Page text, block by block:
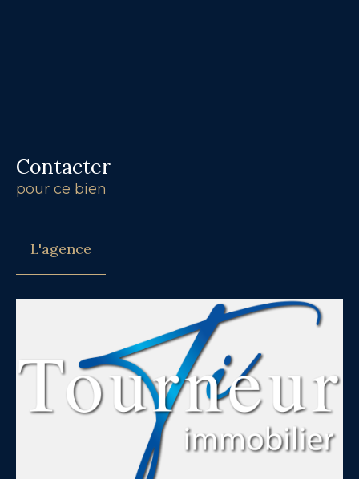
Contacter
pour ce bien
L'agence